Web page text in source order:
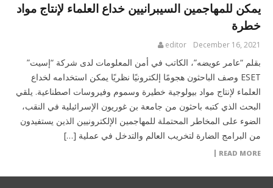
يمكن للمهاجمين السيبرانيين خداع العلماء لإنتاج مواد
خطرة
December 16, 2021
editor
بقلم “عامر عويضه”، الكاتب في أمن المعلومات لدى شركة “إسيت”
ESET وصف الباحثون هجومًا إلكترونيًا نظريًا يمكن استخدامه لخداع
العلماء لإنتاج مواد بيولوجية خطيرة وسموم وفيروسات اصطناعية. يلقي
البحث الذي كتبه باحثون من جامعة بن غوريون الإسرائيلية في النقب،
الضوء على المخاطر المحتملة للمهاجمين الإلكترونيين الذين يستفيدون
من البرامج الضارة لتخريب العالم والتدخل في عملية […]
READ MORE